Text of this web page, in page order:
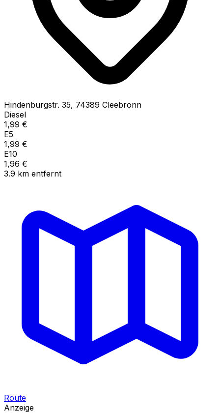
Hindenburgstr. 35, 74389 Cleebronn
Diesel
1,99 €
E5
1,99 €
E10
1,96 €
3.9 km entfernt
Route
Anzeige